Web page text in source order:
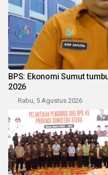
BPS: Ekonomi Sumut
2026
Rabu, 5 Agustus 2026